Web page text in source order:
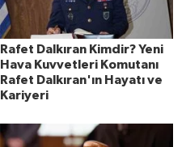
Rafet Dalkıran Kimdir? Yeni
Hava Kuvvetleri Komutanı
Rafet Dalkıran'ın Hayatı ve
Kariyeri